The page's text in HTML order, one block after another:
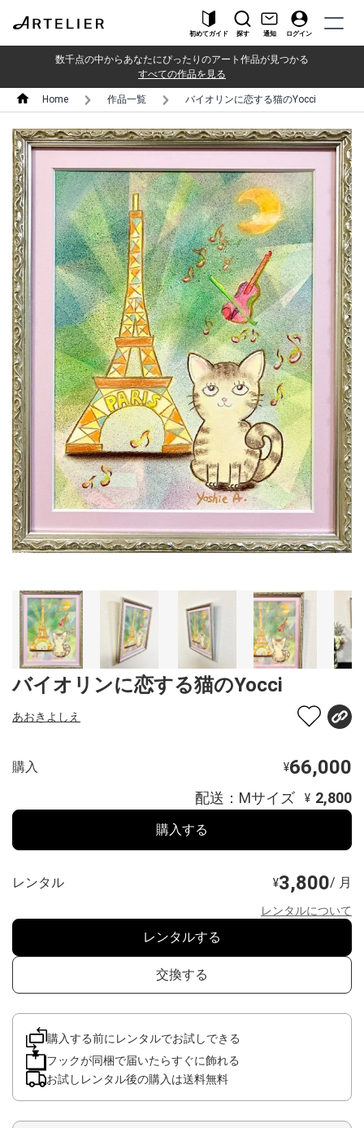
初めてガイド 探す 通知 ログイン
数千点の中からあなたにぴったりのアート作品が見つかる
すべての作品を見る
Home 作品一覧 バイオリンに恋する猫のYocci
バイオリンに恋する猫のYocci
あおきよしえ
購入 ¥66,000
配送：Mサイズ ¥ 2,800
購入する
レンタル ¥3,800/ 月
レンタルについて
レンタルする
交換する
購入する前にレンタルでお試しできる
フックが同梱で届いたらすぐに飾れる
お試しレンタル後の購入は送料無料